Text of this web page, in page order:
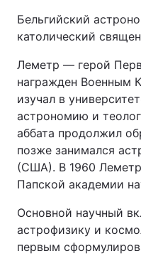
Бельгийский
католический
Леметр — герой
награжден Военным
изучал в
астрономию и
аббата продолжил
позже занимался
(США). В 1960
Папской академии
Основной научный
астрофизику и
первым